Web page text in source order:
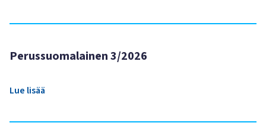
Perussuomalainen 3/2026
Lue lisää